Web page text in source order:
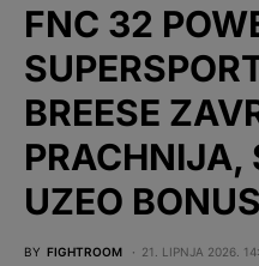
FNC 32
BREESE
PRACHNIJA,
UZEO
BY FIGHTROOM 21. LIPNJA 2026.